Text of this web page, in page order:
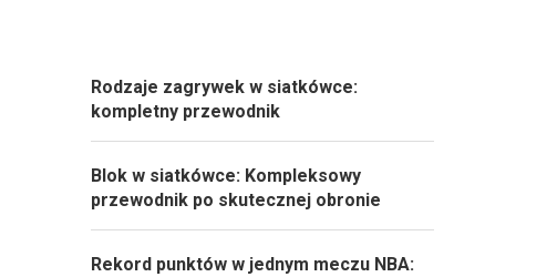
Rodzaje zagrywek w siatkówce:
kompletny przewodnik
Blok w siatkówce: Kompleksowy
przewodnik po skutecznej obronie
Rekord punktów w jednym meczu NBA: